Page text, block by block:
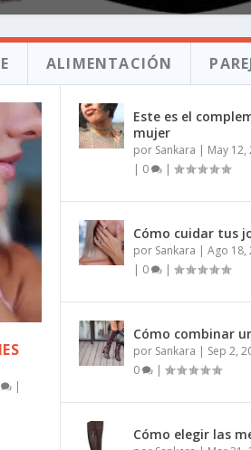
DE BLACK FRIDA...
LA TIERRA ...
EL MOMENTO?
TUS TARJETAS DE...
ALIMENTACIÓN
|
Este es el
mujer
por Sankara | May 12,
| 0 |
Cómo cuidar tus
por Sankara | Ago 18,
| 0 |
Cómo combinar
por Sankara | Sep 2,
0
|
Cómo elegir las